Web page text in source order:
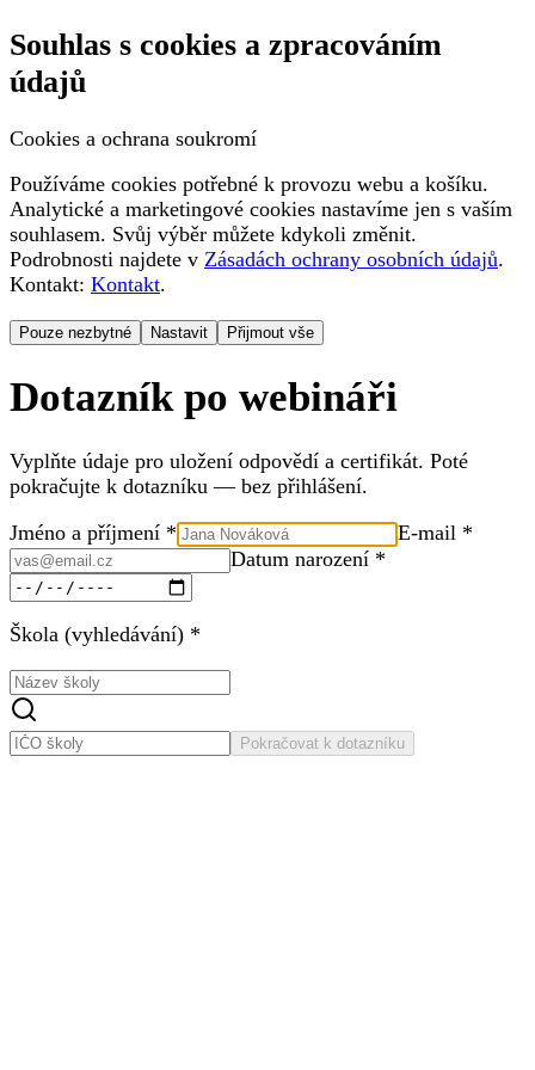
Souhlas s cookies a zpracováním
údajů
Cookies a ochrana soukromí
Používáme cookies potřebné k provozu webu a košíku.
Analytické a marketingové cookies nastavíme jen s vaším
souhlasem. Svůj výběr můžete kdykoli změnit.
Podrobnosti najdete v Zásadách ochrany osobních údajů.
Kontakt: Kontakt.
Pouze nezbytné Nastavit Přijmout vše
Dotazník po webináři
Vyplňte údaje pro uložení odpovědí a certifikát. Poté
pokračujte k dotazníku — bez přihlášení.
Jméno a příjmení *
E-mail *
Datum narození *
Škola (vyhledávání) *
Pokračovat k dotazníku